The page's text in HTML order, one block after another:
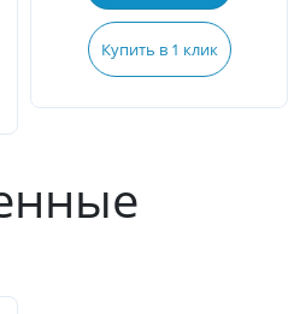
Купить в 1 клик